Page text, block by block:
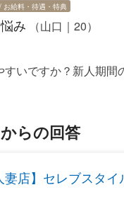
お給料・待遇・特典
み （山口｜20）
すいですか？新人期間
らの回答
妻店】セレブスタ